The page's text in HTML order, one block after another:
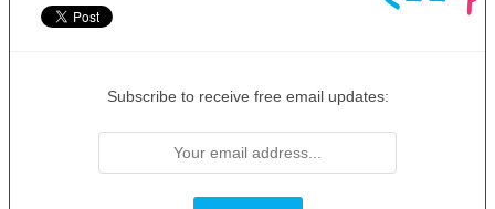
Subscribe to receive free email updates: